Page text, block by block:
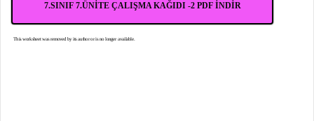
7.SINIF 7.ÜNİTE ÇALIŞMA KAĞIDI -2 PDF İNDİR